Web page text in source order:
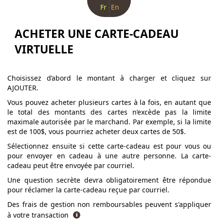
Fr En
ACHETER UNE CARTE-CADEAU
VIRTUELLE
Choisissez d’abord le montant à charger et cliquez sur
AJOUTER.
Vous pouvez acheter plusieurs cartes à la fois, en autant que
le total des montants des cartes n’excède pas la limite
maximale autorisée par le marchand. Par exemple, si la limite
est de 100$, vous pourriez acheter deux cartes de 50$.
Sélectionnez ensuite si cette carte-cadeau est pour vous ou
pour envoyer en cadeau à une autre personne. La carte-
cadeau peut être envoyée par courriel.
Une question secrète devra obligatoirement être répondue
pour réclamer la carte-cadeau reçue par courriel.
Des frais de gestion non remboursables peuvent s'appliquer
à votre transaction